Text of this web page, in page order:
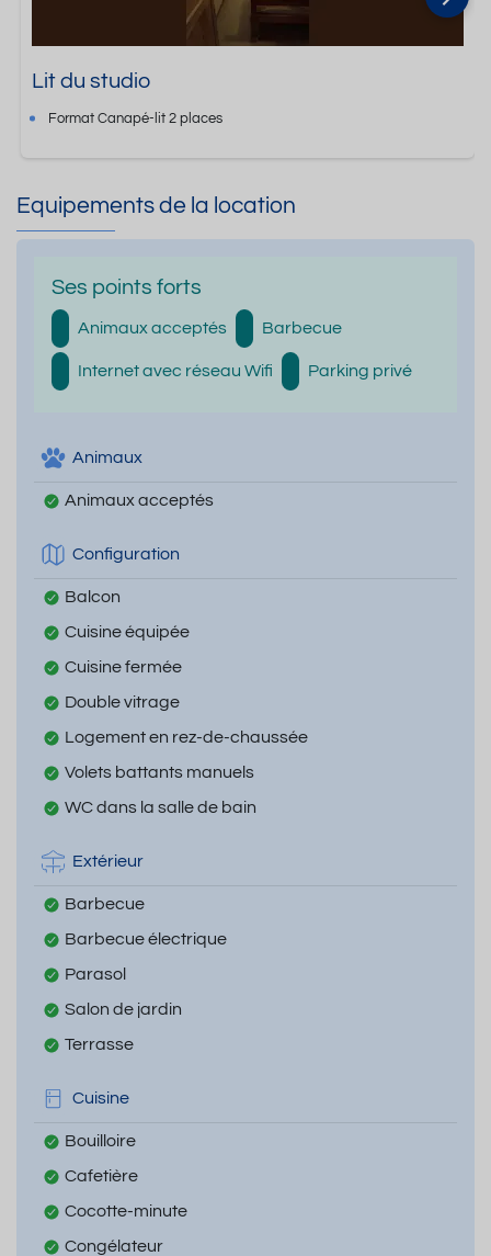
Lit du studio
FormatCanapé-lit 2 places
Equipements de la location
Ses points forts
Animaux acceptés Barbecue
Internet avec réseau Wifi Parking privé
Animaux
Animaux acceptés
Configuration
Balcon
Cuisine équipée
Cuisine fermée
Double vitrage
Logement en rez-de-chaussée
Volets battants manuels
WC dans la salle de bain
Extérieur
Barbecue
Barbecue électrique
Parasol
Salon de jardin
Terrasse
Cuisine
Bouilloire
Cafetière
Cocotte-minute
Congélateur